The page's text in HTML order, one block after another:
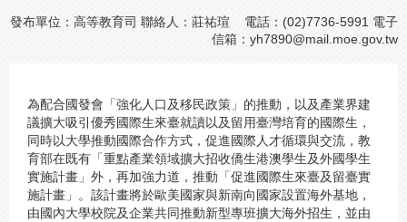
發布單位：高等教育司 聯絡人：莊祐瑄 電話：(02)7736-5991 電子
信箱： yh7890@mail.moe.gov.tw
為配合國發會「強化人口及移民政策」的推動，以及產業界建
議擴大吸引優秀國際生來臺就讀以及留用臺灣培育的國際生，
同時以大學推動國際合作方式，促進國際人才循環與交流，教
育部在既有「重點產業領域擴大招收僑生港澳學生及外國學生
實施計畫」外，再加強力道，推動「促進國際生來臺及留臺實
施計畫」。該計畫將於歐美國家與新南向國家設置海外基地，
由國內大學校院及企業共同推動新型專班擴大海外招生，並由